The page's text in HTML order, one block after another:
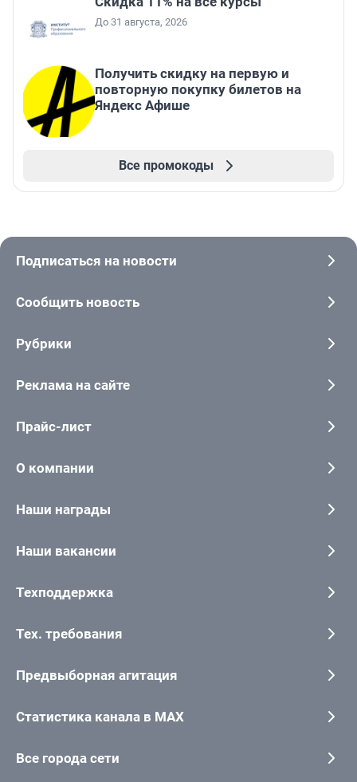
До 31 августа, 2026
Получить скидку на первую и
повторную покупку билетов на
Яндекс Афише
Все промокоды
Подписаться на новости
Сообщить новость
Рубрики
Реклама на сайте
Прайс-лист
О компании
Наши награды
Наши вакансии
Техподдержка
Тех. требования
Предвыборная агитация
Статистика канала в MAX
Все города сети